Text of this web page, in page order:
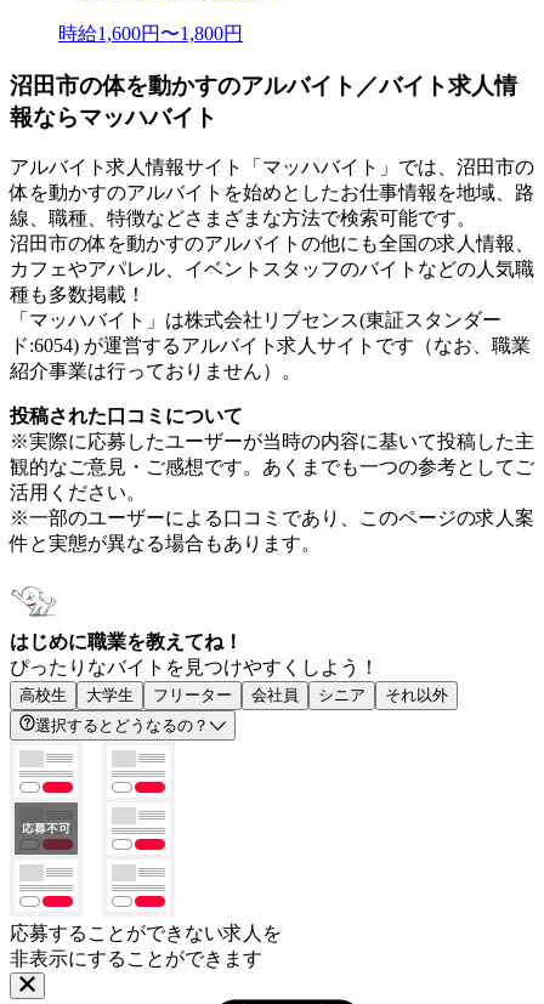
時給1,600円〜1,800円
沼田市の体を動かすのアルバイト／バイト求人情
報ならマッハバイト
アルバイト求人情報サイト「マッハバイト」では、沼田市の
体を動かすのアルバイトを始めとしたお仕事情報を地域、路
線、職種、特徴などさまざまな方法で検索可能です。
沼田市の体を動かすのアルバイトの他にも全国の求人情報、
カフェやアパレル、イベントスタッフのバイトなどの人気職
種も多数掲載！
「マッハバイト」は株式会社リブセンス(東証スタンダー
ド:6054) が運営するアルバイト求人サイトです（なお、職業
紹介事業は行っておりません）。
投稿された口コミについて
※実際に応募したユーザーが当時の内容に基いて投稿した主
観的なご意見・ご感想です。あくまでも一つの参考としてご
活用ください。
※一部のユーザーによる口コミであり、このページの求人案
件と実態が異なる場合もあります。
はじめに職業を教えてね！
ぴったりなバイトを見つけやすくしよう！
高校生 大学生 フリーター 会社員 シニア
それ以外
選択するとどうなるの？
応募することができない求人を
非表示にすることができます